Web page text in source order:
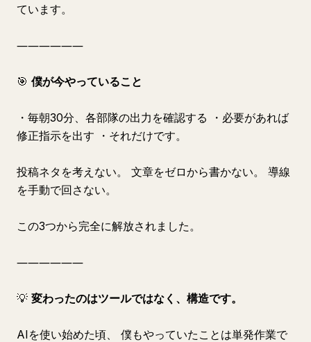
ています。
――――――
🎯 僕が今やっていること
・毎朝30分、各部隊の出力を確認する ・必要があれば
修正指示を出す ・それだけです。
投稿ネタを考えない。 文章をゼロから書かない。 導線
を手動で回さない。
この3つから完全に解放されました。
――――――
💡 変わったのはツールではなく、構造です。
AIを使い始めた頃、 僕もやっていたことは単発作業で